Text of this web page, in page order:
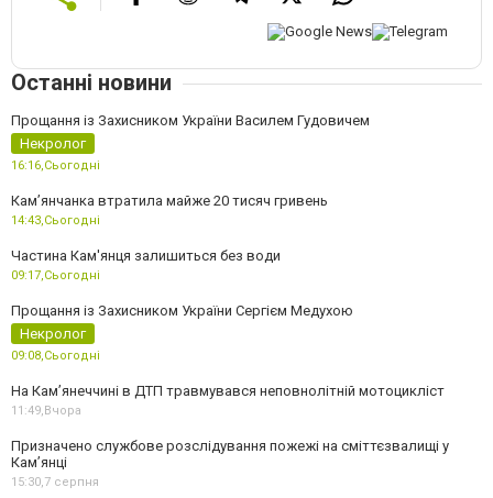
Останні новини
Прощання із Захисником України Василем Гудовичем
Некролог
16:16,Сьогодні
Камʼянчанка втратила майже 20 тисяч гривень
14:43,Сьогодні
Частина Кам'янця залишиться без води
09:17,Сьогодні
Прощання із Захисником України Сергієм Медухою
Некролог
09:08,Сьогодні
На Кам’янеччині в ДТП травмувався неповнолітній мотоцикліст
11:49,Вчора
Призначено службове розслідування пожежі на сміттєзвалищі у
Кам’янці
15:30,7 серпня